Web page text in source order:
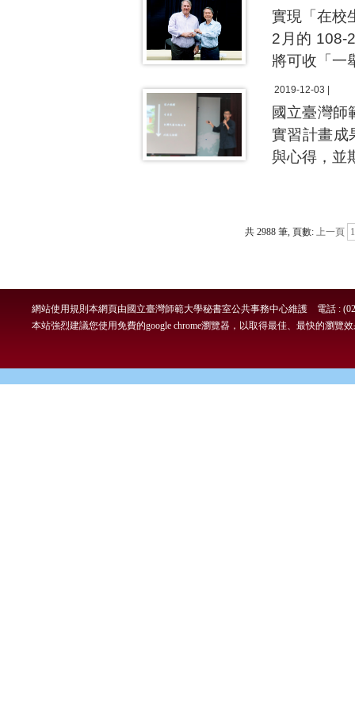
實現「在校
2月的 108-
將可收「一
2019-12-03 |
國立臺灣師
實習計畫成
與心得，並
共 2988 筆, 頁數: 上一頁 1
本網頁由國立臺灣師範大學秘書室公共事務中心維護 電話 :
網站使用規則
本站強烈建議您使用免費的google chrome瀏覽器，以取得最佳、最快的瀏覽